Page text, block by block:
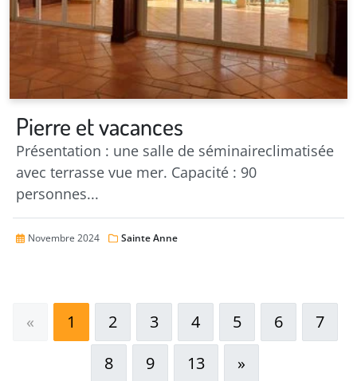
Pierre et vacances
Présentation : une salle de séminaireclimatisée
avec terrasse vue mer. Capacité : 90
personnes...
Novembre 2024 Sainte Anne
« page précédente
1 2 3 4 5 6
7
8
9 13 »